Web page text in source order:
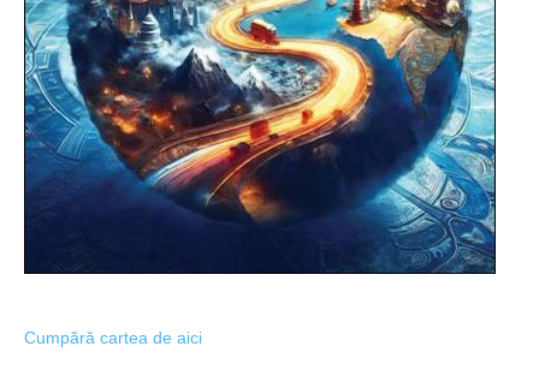
Cumpără cartea de aici